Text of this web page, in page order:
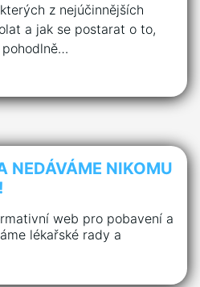
z nejúčinnějších
a jak se postarat o to,
NEDÁVÁME NIKOMU
web pro pobavení a
lékařské rady a